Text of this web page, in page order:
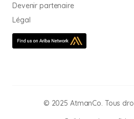
Devenir partenaire
Légal
© 2025 AtmanCo. Tous